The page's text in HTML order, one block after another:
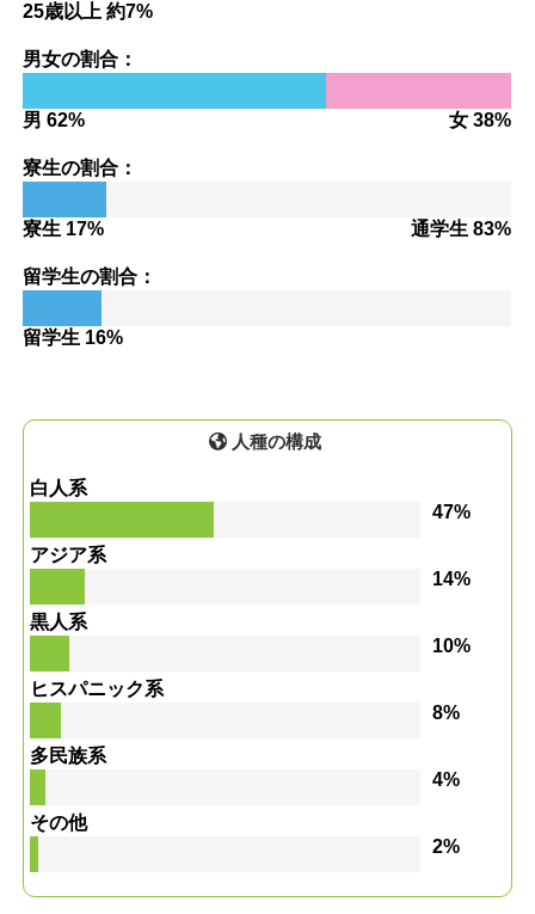
25歳以上 約7%
男女の割合：
男 62% 女 38%
寮生の割合：
寮生 17% 通学生 83%
留学生の割合：
留学生 16%
人種の構成
白人系
47%
アジア系
14%
黒人系
10%
ヒスパニック系
8%
多民族系
4%
その他
2%